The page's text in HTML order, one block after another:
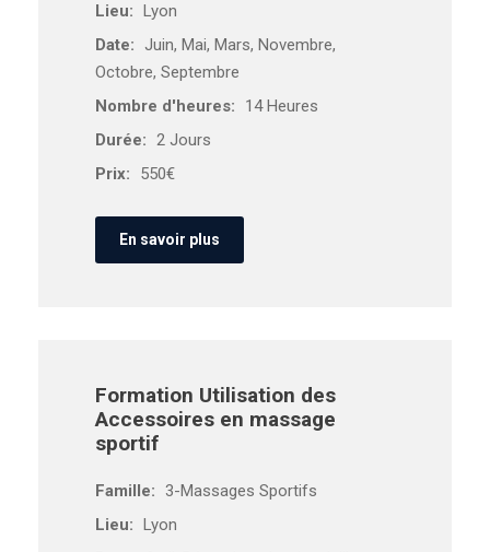
Lieu: Lyon
Date: Juin, Mai, Mars, Novembre,
Octobre, Septembre
Nombre d'heures:
14 Heures
Durée: 2 Jours
Prix:
550€
En savoir plus
Formation Utilisation des
Accessoires en massage
sportif
Famille: 3-Massages Sportifs
Lieu: Lyon